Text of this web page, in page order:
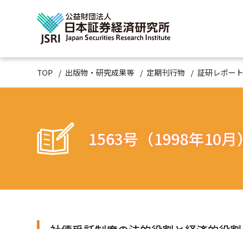
TOP 出版物・研究成果等 定期刊行物 証研レポート
1563号（1998年10月）